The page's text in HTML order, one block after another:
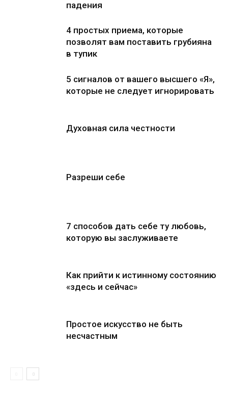
падения
4 простых приема, которые
позволят вам поставить грубияна
в тупик
5 сигналов от вашего высшего «Я»,
которые не следует игнорировать
Духовная сила честности
Разреши себе
7 способов дать себе ту любовь,
которую вы заслуживаете
Как прийти к истинному состоянию
«здесь и сейчас»
Простое искусство не быть
несчастным